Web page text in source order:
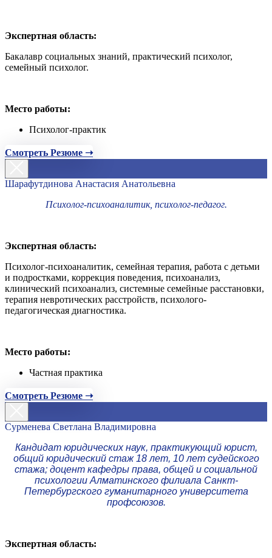
Экспертная область:
Бакалавр социальных знаний, практический психолог,
семейный психолог.
Место работы:
Психолог-практик
Смотреть Резюме ➝
Шарафутдинова Анастасия Анатольевна
Психолог-психоаналитик, психолог-педагог.
Экспертная область:
Психолог-психоаналитик, семейная терапия, работа с детьми
и подростками, коррекция поведения, психоанализ,
клинический психоанализ, системные семейные расстановки,
терапия невротических расстройств, психолого-
педагогическая диагностика.
Место работы:
Частная практика
Смотреть Резюме ➝
Сурменева Светлана Владимировна
Кандидат юридических наук, практикующий юрист,
общий юридический стаж 18 лет, 10 лет судейского
стажа; доцент кафедры права, общей и социальной
психологии Алматинского филиала Санкт-
Петербургского гуманитарного университета
профсоюзов.
Экспертная область: